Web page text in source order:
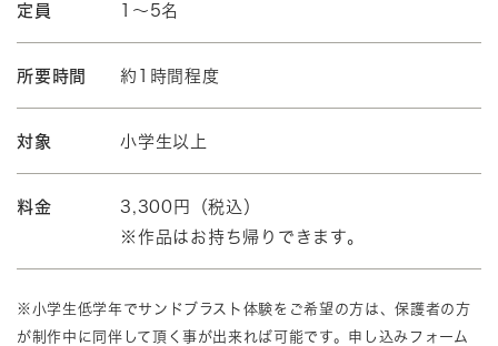
定員 1～5名
所要時間 約1時間程度
対象 小学生以上
料金
3,300円（税込）
※作品はお持ち帰りできます。
※小学生低学年でサンドブラスト体験をご希望の方は、保護者の方
が制作中に同伴して頂く事が出来れば可能です。申し込みフォーム